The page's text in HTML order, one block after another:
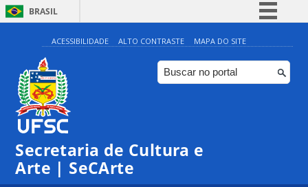
BRASIL
Simplifique!
Comunica BR
Participe
ACESSIBILIDADE ALTO CONTRASTE MAPA DO SITE
Secretaria de Cultura e
Arte | SeCArte